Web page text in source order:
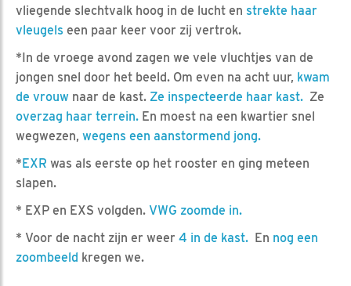
vliegende slechtvalk hoog in de lucht en strekte haar
vleugels een paar keer voor zij vertrok.
*In de vroege avond zagen we vele vluchtjes van de
jongen snel door het beeld. Om even na acht uur, kwam
de vrouw naar de kast. Ze inspecteerde haar kast. Ze
overzag haar terrein. En moest na een kwartier snel
wegwezen, wegens een aanstormend jong.
*EXR was als eerste op het rooster en ging meteen
slapen.
* EXP en EXS volgden. VWG zoomde in.
* Voor de nacht zijn er weer 4 in de kast. En nog een
zoombeeld kregen we.